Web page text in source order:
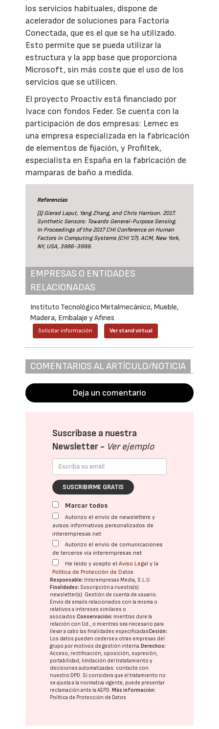
los servicios habituales, dispone de
acelerador de soluciones para Factoría
Conectada, que es el que se ha utilizado.
Esto permite que se pueda utilizar la
estructura y la app base que proporciona
Microsoft, sin más coste que el uso de los
servicios que se utilicen.
El proyecto Proactiv está financiado por
Ivace con fondos Feder. Se cuenta con la
participación de dos empresas: Lemec es
una empresa especializada en la fabricación
de elementos de fijación, y Profiltek,
especialista en España en la fabricación de
mamparas de baño a medida.
Referencias
[1] Gierad Laput, Yang Zhang, and Chris Harrison. 2017.
Synthetic Sensors: Towards General-Purpose Sensing.
In Proceedings of the 2017 CHI Conference on Human
Factors in Computing Systems (CHI '17). ACM, New York,
NY, USA, 3986-3999.
EMPRESAS O ENTIDADES
RELACIONADAS
Instituto Tecnológico Metalmecánico, Mueble,
Madera, Embalaje y Afines
Solicitar información Ver stand virtual
COMENTARIOS AL ARTÍCULO/NOTICIA
Deja un comentario
Suscríbase a nuestra
Newsletter - Ver ejemplo
SUSCRIBIRME GRATIS
Marcar todos
Autorizo el envío de newsletters y
avisos informativos personalizados de
interempresas.net
Autorizo el envío de comunicaciones
de terceros vía interempresas.net
He leído y acepto elAviso Legal y la
Política de Protección de Datos
Responsable: Interempresas Media, S.L.U.
Finalidades: Suscripción a nuestra(s)
newsletter(s). Gestión de cuenta de usuario.
Envío de emails relacionados con la misma o
relativos a intereses similares o
asociados.Conservación: mientras dure la
relación con Ud., o mientras sea necesario para
llevar a cabo las finalidades especificadasCesión:
Los datos pueden cederse a otras empresas del
grupo por motivos de gestión interna.Derechos:
Acceso, rectificación, oposición, supresión,
portabilidad, limitación del tratatamiento y
decisiones automatizadas: contacte con
nuestro DPD . Si considera que el tratamiento no
se ajusta a la normativa vigente, puede presentar
reclamación ante laAEPD .Más información:
Política de Protección de Datos